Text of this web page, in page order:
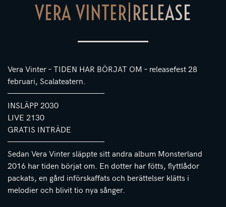
VERA VINTER|RELEASE
Vera Vinter – TIDEN HAR BÖRJAT OM – releasefest 28
februari, Scalateatern.
————————————
INSLÄPP 2030
LIVE 2130
GRATIS INTRÄDE
————————————
Sedan Vera Vinter släppte sitt andra album Monsterland
2016 har tiden börjat om. En dotter har fötts, flyttlådor
packats, en gård införskaffats och berättelser klätts i
melodier och blivit tio nya sånger.